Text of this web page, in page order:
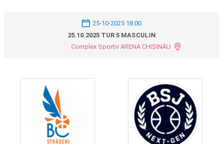
25-10-2025 18:00
25.10.2025 TUR 5 MASCULIN
Complex Sportiv ARENA CHIȘINĂU